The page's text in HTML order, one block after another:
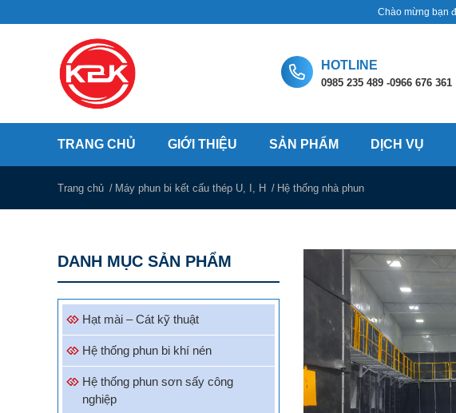
HOTLINE
0985 235 489 -0966 676 361
TRANG CHỦ GIỚI THIỆU SẢN PHẨM DỊCH VỤ
Trang chủ Máy phun bi kết cấu thép U, I, H Hệ thống nhà phun
DANH MỤC SẢN PHẨM
Hạt mài – Cát kỹ thuật
Hệ thống phun bi khí nén
Hệ thống phun sơn sấy công
nghiệp